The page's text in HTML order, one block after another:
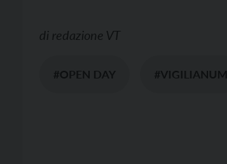
di redazione VT
#OPEN DAY #VIGILIANUM